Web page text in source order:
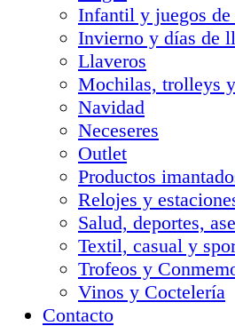
Infantil y juegos de
Invierno y días de
Llaveros
Mochilas, trolleys
Navidad
Neceseres
Outlet
Productos
Relojes y
Salud, deportes,
Textil, casual y
Trofeos y
Vinos y Coctelería
Contacto